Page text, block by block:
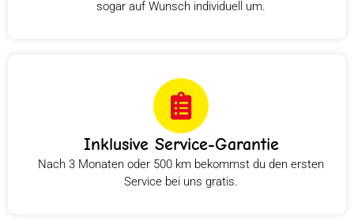
sogar auf Wunsch individuell um.
Inklusive Service-Garantie
Nach 3 Monaten oder 500 km bekommst du den ersten
Service bei uns gratis.